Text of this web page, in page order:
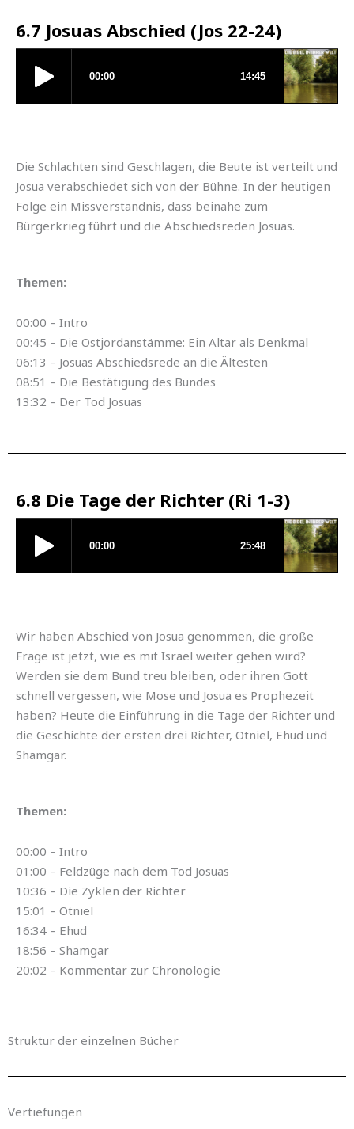
6.7 Josuas Abschied (Jos 22-24)
Die Schlachten sind Geschlagen, die Beute ist verteilt und
Josua verabschiedet sich von der Bühne. In der heutigen
Folge ein Missverständnis, dass beinahe zum
Bürgerkrieg führt und die Abschiedsreden Josuas.
Themen:
00:00 – Intro
00:45 – Die Ostjordanstämme: Ein Altar als Denkmal
06:13 – Josuas Abschiedsrede an die Ältesten
08:51 – Die Bestätigung des Bundes
13:32 – Der Tod Josuas
6.8 Die Tage der Richter (Ri 1-3)
Wir haben Abschied von Josua genommen, die große
Frage ist jetzt, wie es mit Israel weiter gehen wird?
Werden sie dem Bund treu bleiben, oder ihren Gott
schnell vergessen, wie Mose und Josua es Prophezeit
haben? Heute die Einführung in die Tage der Richter und
die Geschichte der ersten drei Richter, Otniel, Ehud und
Shamgar.
Themen:
00:00 – Intro
01:00 – Feldzüge nach dem Tod Josuas
10:36 – Die Zyklen der Richter
15:01 – Otniel
16:34 – Ehud
18:56 – Shamgar
20:02 – Kommentar zur Chronologie
Struktur der einzelnen Bücher
Vertiefungen